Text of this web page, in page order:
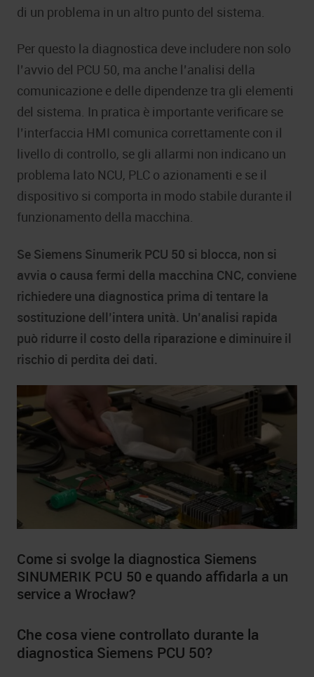
di un problema in un altro punto del sistema.
Per questo la diagnostica deve includere non solo
l’avvio del PCU 50, ma anche l’analisi della
comunicazione e delle dipendenze tra gli elementi
del sistema. In pratica è importante verificare se
l’interfaccia HMI comunica correttamente con il
livello di controllo, se gli allarmi non indicano un
problema lato NCU, PLC o azionamenti e se il
dispositivo si comporta in modo stabile durante il
funzionamento della macchina.
Se Siemens Sinumerik PCU 50 si blocca, non si
avvia o causa fermi della macchina CNC, conviene
richiedere una diagnostica prima di tentare la
sostituzione dell’intera unità. Un’analisi rapida
può ridurre il costo della riparazione e diminuire il
rischio di perdita dei dati.
Come si svolge la diagnostica Siemens
SINUMERIK PCU 50 e quando affidarla a un
service a Wrocław?
Che cosa viene controllato durante la
diagnostica Siemens PCU 50?